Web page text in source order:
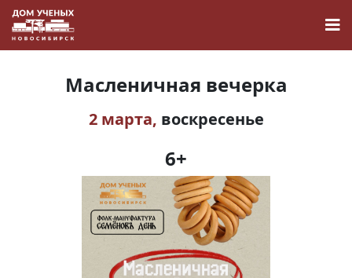
Наука
О Доме учёных
Масленичная вечерка
2 марта, воскресенье
6+